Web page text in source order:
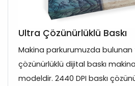
Ultra Çözünürlüklü Baskı
Makina parkurumuzda bulunan
çözünürlüklü dijital baskı
modeldir. 2440 DPI baskı